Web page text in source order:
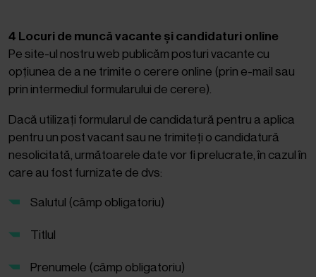
4 Locuri de muncă vacante și candidaturi online
Pe site-ul nostru web publicăm posturi vacante cu
opțiunea de a ne trimite o cerere online (prin e-mail sau
prin intermediul formularului de cerere).
Dacă utilizați formularul de candidatură pentru a aplica
pentru un post vacant sau ne trimiteți o candidatură
nesolicitată, următoarele date vor fi prelucrate, în cazul în
care au fost furnizate de dvs:
Salutul (câmp obligatoriu)
Titlul
Prenumele (câmp obligatoriu)